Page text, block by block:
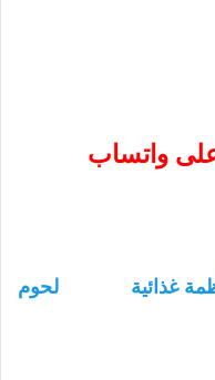
على واتساب
غذائية
لحوم